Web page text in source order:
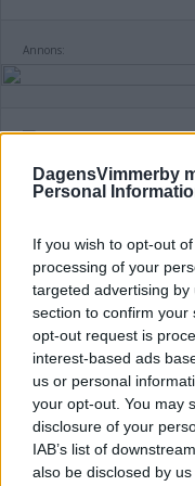
DagensVimmerby
Personal
If you wish to opt-out
processing of your
targeted advertising
section to confirm your
opt-out request is
interest-based ads
us or personal
your opt-out. You may
disclosure of your
IAB’s list of
also be disclosed by
Annons:
SATSAR PÅ
PÅ CEOS OCH
POLITIK 12 november
Majoriteten
miljoner – här
POLITIK 10 september